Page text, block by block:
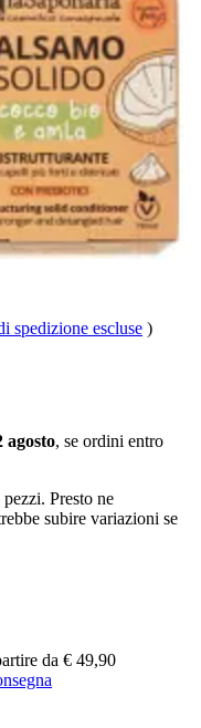
spedizione escluse )
agosto, se ordini entro
Presto ne
subire variazioni se
da € 49,90